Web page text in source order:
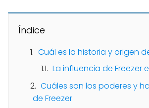
Índice
Cuál es la historia y origen
La influencia de Freezer
Cuáles son los poderes y
de Freezer